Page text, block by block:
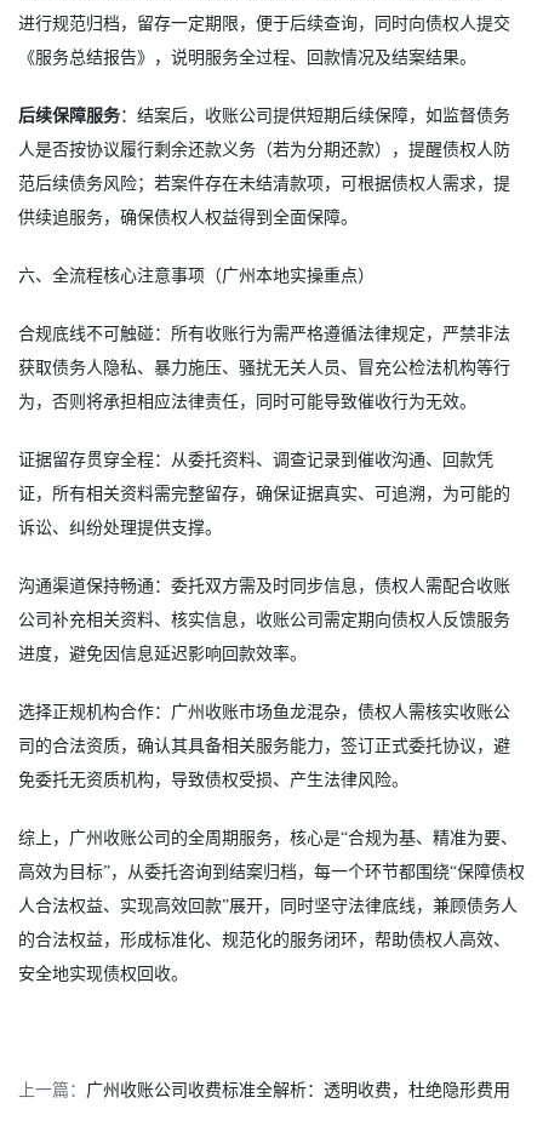
进行规范归档，留存一定期限，便于后续查询，同时向债权人提交
《服务总结报告》，说明服务全过程、回款情况及结案结果。
后续保障服务：结案后，收账公司提供短期后续保障，如监督债务
人是否按协议履行剩余还款义务（若为分期还款），提醒债权人防
范后续债务风险；若案件存在未结清款项，可根据债权人需求，提
供续追服务，确保债权人权益得到全面保障。
六、全流程核心注意事项（广州本地实操重点）
合规底线不可触碰：所有收账行为需严格遵循法律规定，严禁非法
获取债务人隐私、暴力施压、骚扰无关人员、冒充公检法机构等行
为，否则将承担相应法律责任，同时可能导致催收行为无效。
证据留存贯穿全程：从委托资料、调查记录到催收沟通、回款凭
证，所有相关资料需完整留存，确保证据真实、可追溯，为可能的
诉讼、纠纷处理提供支撑。
沟通渠道保持畅通：委托双方需及时同步信息，债权人需配合收账
公司补充相关资料、核实信息，收账公司需定期向债权人反馈服务
进度，避免因信息延迟影响回款效率。
选择正规机构合作：广州收账市场鱼龙混杂，债权人需核实收账公
司的合法资质，确认其具备相关服务能力，签订正式委托协议，避
免委托无资质机构，导致债权受损、产生法律风险。
综上，广州收账公司的全周期服务，核心是“合规为基、精准为要、
高效为目标”，从委托咨询到结案归档，每一个环节都围绕“保障债权
人合法权益、实现高效回款”展开，同时坚守法律底线，兼顾债务人
的合法权益，形成标准化、规范化的服务闭环，帮助债权人高效、
安全地实现债权回收。
上一篇： 广州收账公司收费标准全解析：透明收费，杜绝隐形费用